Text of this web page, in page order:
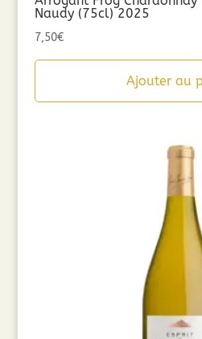
Naudy (75cl) 2025
7,50€
Ajouter au